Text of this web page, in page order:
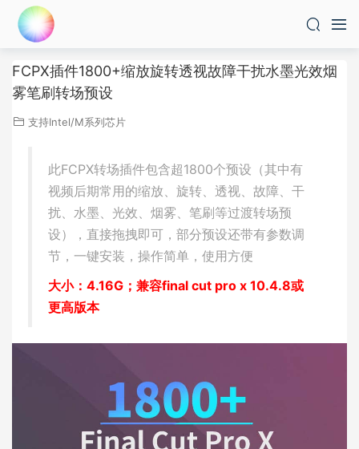
FCPX插件1800+缩放旋转透视故障干扰水墨光效烟
雾笔刷转场预设
支持Intel/M系列芯片
此FCPX转场插件包含超1800个预设（其中有
视频后期常用的缩放、旋转、透视、故障、干
扰、水墨、光效、烟雾、笔刷等过渡转场预
设），直接拖拽即可，部分预设还带有参数调
节，一键安装，操作简单，使用方便
大小：4.16G；兼容final cut pro x 10.4.8或
更高版本